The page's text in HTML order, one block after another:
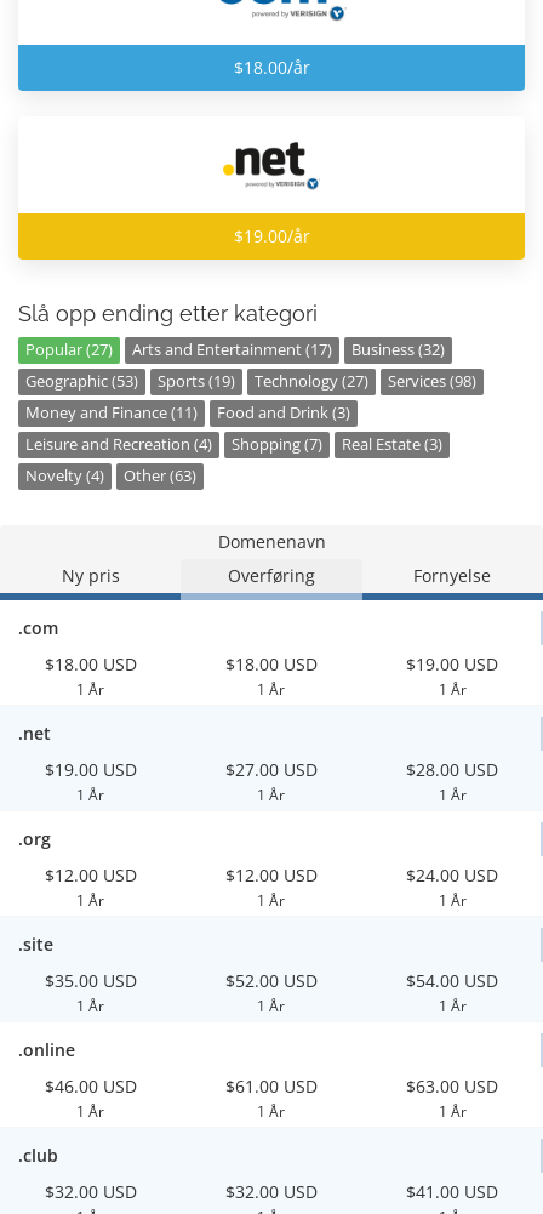
$18.00/år
$19.00/år
Slå opp ending etter kategori
Popular (27) Arts and Entertainment (17)
Business (32)
Geographic (53)
Sports (19) Technology (27)
Services (98)
Money and Finance (11)
Food and Drink (3)
Leisure and Recreation (4)
Shopping (7)
Real Estate (3)
Novelty (4)
Other (63)
Domenenavn
Ny pris
Overføring Fornyelse
.com
$18.00 USD
1 År
$18.00 USD
1 År
$19.00 USD
1 År
.net
$19.00 USD
1 År
$27.00 USD
1 År
$28.00 USD
1 År
.org
$12.00 USD
1 År
$12.00 USD
1 År
$24.00 USD
1 År
.site
$35.00 USD
1 År
$52.00 USD
1 År
$54.00 USD
1 År
.online
$46.00 USD
1 År
$61.00 USD
1 År
$63.00 USD
1 År
.club
$32.00 USD
$32.00 USD $41.00 USD